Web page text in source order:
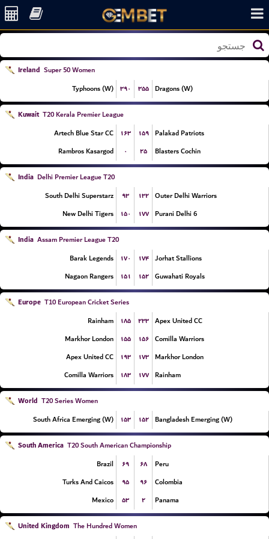
Ireland Super 50 Women
Typhoons (W) ۳۹۰ ۳۵۵ Dragons (W)
Kuwait T20 Kerala Premier League
Artech Blue Star CC
۱۶۳ ۱۵۹
Palakad Patriots
Rambros Kasargod
۰ ۲۵ Blasters Cochin
India Delhi Premier League T20
South Delhi Superstarz
۹۳ ۱۳۲ Outer Delhi Warriors
New Delhi Tigers
۱۵۰ ۱۷۷ Purani Delhi 6
India Assam Premier League T20
Barak Legends
۱۷۰ ۱۷۴ Jorhat Stallions
Nagaon Rangers
۱۵۱ ۱۵۲ Guwahati Royals
Europe T10 European Cricket Series
Rainham
۱۸۵ ۲۳۳ Apex United CC
Markhor London
۱۵۵ ۱۵۶ Comilla Warriors
Apex United CC
۱۹۳ ۱۷۳
Markhor London
Comilla Warriors
۱۸۳ ۱۷۷ Rainham
World T20 Series Women
South Africa Emerging (W)
۱۵۳ ۱۵۲ Bangladesh Emerging (W)
South America T20 South American Championship
Brazil
۶۹ ۶۸
Peru
Turks And Caicos
۹۵ ۹۶
Colombia
Mexico
۵۳ ۲ Panama
United Kingdom The Hundred Women